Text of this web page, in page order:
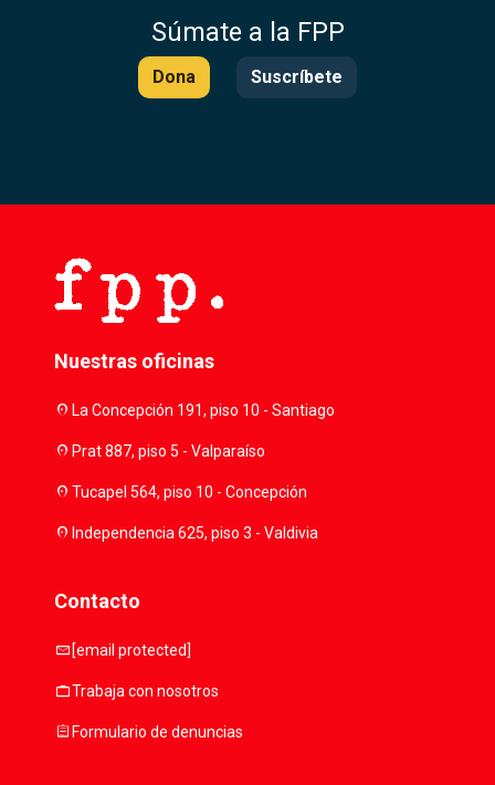
Súmate a la FPP
Dona Suscríbete
Nuestras oficinas
location_onLa Concepción 191, piso 10 - Santiago
location_onPrat 887, piso 5 - Valparaíso
location_onTucapel 564, piso 10 - Concepción
location_onIndependencia 625, piso 3 - Valdivia
Contacto
mail [email protected]
workTrabaja con nosotros
assignmentFormulario de denuncias